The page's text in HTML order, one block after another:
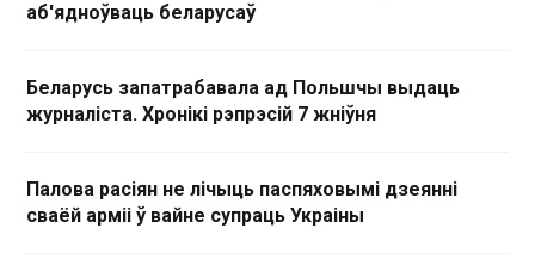
аб'ядноўваць беларусаў
Беларусь запатрабавала ад Польшчы выдаць
журналіста. Хронікі рэпрэсій 7 жніўня
Палова расіян не лічыць паспяховымі дзеянні
сваёй арміі ў вайне супраць Украіны